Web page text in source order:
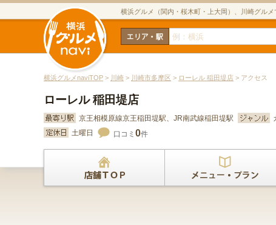
横浜グルメ（関内・桜木町・上大岡）、川崎グル
横浜グルメnaviTOP > 川崎 > 川崎市多摩区 > ローレル 稲田堤店 > アクセス
ローレル 稲田堤店
京王相模原線京王稲田堤駅、JR南武線稲田堤駅
土曜日
口コミ 0件